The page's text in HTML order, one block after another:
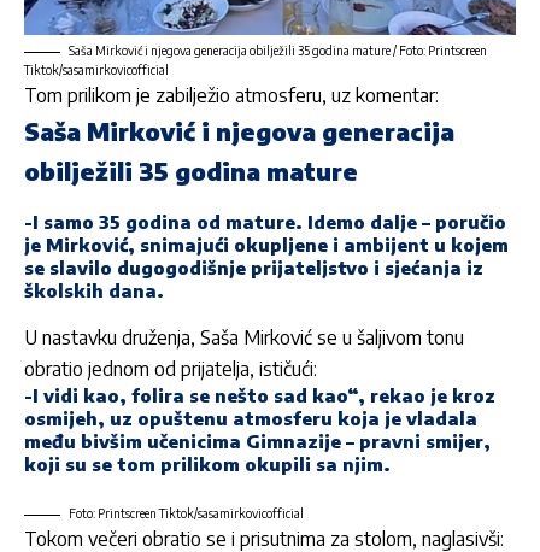
Saša Mirković i njegova generacija obilježili 35 godina mature / Foto: Printscreen
Tiktok/sasamirkovicofficial
Tom prilikom je zabilježio atmosferu, uz komentar:
Saša Mirković i njegova generacija
obilježili 35 godina mature
-I samo 35 godina od mature. Idemo dalje – poručio
je Mirković, snimajući okupljene i ambijent u kojem
se slavilo dugogodišnje prijateljstvo i sjećanja iz
školskih dana.
U nastavku druženja, Saša Mirković se u šaljivom tonu
obratio jednom od prijatelja, ističući:
-I vidi kao, folira se nešto sad kao“, rekao je kroz
osmijeh, uz opuštenu atmosferu koja je vladala
među bivšim učenicima Gimnazije – pravni smijer,
koji su se tom prilikom okupili sa njim.
Foto: Printscreen Tiktok/sasamirkovicofficial
Tokom večeri obratio se i prisutnima za stolom, naglasivši: